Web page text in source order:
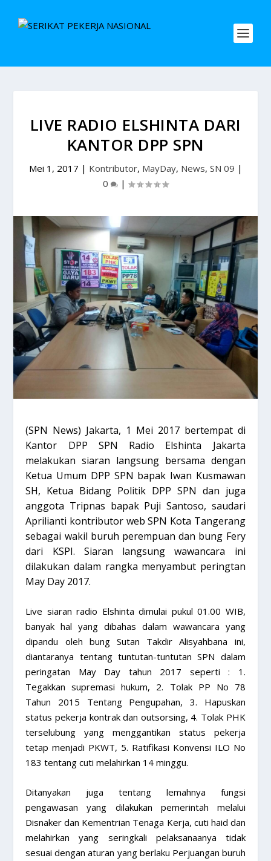
LIVE RADIO ELSHINTA DARI
KANTOR DPP SPN
Mei 1, 2017 | Kontributor, MayDay, News, SN 09 |
0
|
(SPN News) Jakarta, 1 Mei 2017 bertempat di
Kantor DPP SPN Radio Elshinta Jakarta
melakukan siaran langsung bersama dengan
Ketua Umum DPP SPN bapak Iwan Kusmawan
SH, Ketua Bidang Politik DPP SPN dan juga
anggota Tripnas bapak Puji Santoso, saudari
Aprilianti kontributor web SPN Kota Tangerang
sebagai wakil buruh perempuan dan bung Fery
dari KSPI. Siaran langsung wawancara ini
dilakukan dalam rangka menyambut peringtan
May Day 2017.
Live siaran radio Elshinta dimulai pukul 01.00 WIB,
banyak hal yang dibahas dalam wawancara yang
dipandu oleh bung Sutan Takdir Alisyahbana ini,
diantaranya tentang tuntutan-tuntutan SPN dalam
peringatan May Day tahun 2017 seperti : 1.
Tegakkan supremasi hukum, 2. Tolak PP No 78
Tahun 2015 Tentang Pengupahan, 3. Hapuskan
status pekerja kontrak dan outsorsing, 4. Tolak PHK
terselubung yang menggantikan status pekerja
tetap menjadi PKWT, 5. Ratifikasi Konvensi ILO No
183 tentang cuti melahirkan 14 minggu.
Ditanyakan juga tentang lemahnya fungsi
pengawasan yang dilakukan pemerintah melalui
Disnaker dan Kementrian Tenaga Kerja, cuti haid dan
melahirkan yang seringkali pelaksanaanya tidak
sesuai dengan aturan yang berlaku Perjuangan buruh